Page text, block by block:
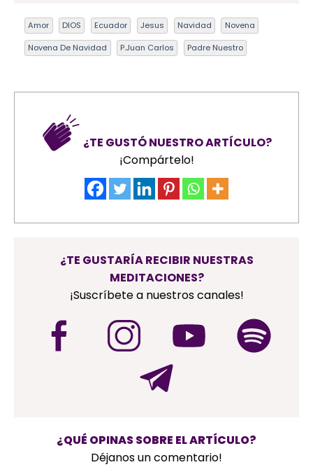
Amor DIOS Ecuador Jesus Navidad Novena
Novena De Navidad P.Juan Carlos Padre Nuestro
¿TE GUSTÓ NUESTRO ARTÍCULO?
¡Compártelo!
¿TE GUSTARÍA RECIBIR NUESTRAS
MEDITACIONES?
¡Suscríbete a nuestros canales!
¿QUÉ OPINAS SOBRE EL ARTÍCULO?
Déjanos un comentario!